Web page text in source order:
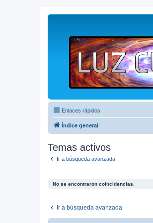
Enlaces rápidos
Índice general
Temas activos
Ir a búsqueda avanzada
No se encontraron coincidencias.
Ir a búsqueda avanzada